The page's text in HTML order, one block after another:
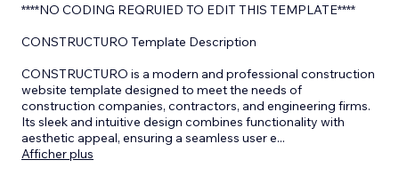
****NO CODING REQRUIED TO EDIT THIS TEMPLATE****
CONSTRUCTURO Template Description
CONSTRUCTURO is a modern and professional construction
website template designed to meet the needs of
construction companies, contractors, and engineering firms.
Its sleek and intuitive design combines functionality with
aesthetic appeal, ensuring a seamless user e...
Afficher plus